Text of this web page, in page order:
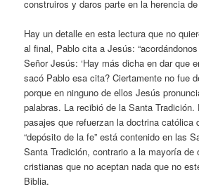
construiros y daros parte en la herencia
Hay un detalle en esta lectura que no
al final, Pablo cita a Jesús:
Señor Jesús: ‘Hay más dicha en dar que
sacó Pablo esa cita? Ciertamente no fue
porque en ninguno de ellos Jesús
palabras. La recibió de la Santa
pasajes que refuerzan la doctrina católica
“depósito de la fe” está contenido en las
Santa Tradición, contrario a la mayoría de
cristianas que no aceptan nada que no
Biblia.